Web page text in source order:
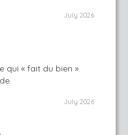
July 2026
qui « fait du bien ».
July 2026